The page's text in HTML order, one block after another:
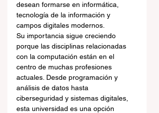
desean formarse en informática,
tecnología de la información y
campos digitales modernos.
Su importancia sigue creciendo
porque las disciplinas relacionadas
con la computación están en el
centro de muchas profesiones
actuales. Desde programación y
análisis de datos hasta
ciberseguridad y sistemas digitales,
esta universidad es una opción